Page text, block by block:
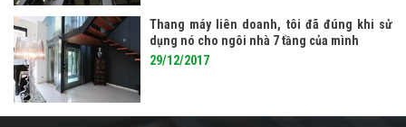
Thang máy liên doanh, tôi đã đúng khi sử
dụng nó cho ngôi nhà 7 tầng của mình
29/12/2017